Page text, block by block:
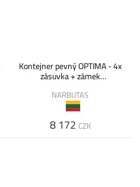
Kontejner pevný OPTIMA - 4x
zásuvka + zámek
NARBUTAS
8 172 CZK